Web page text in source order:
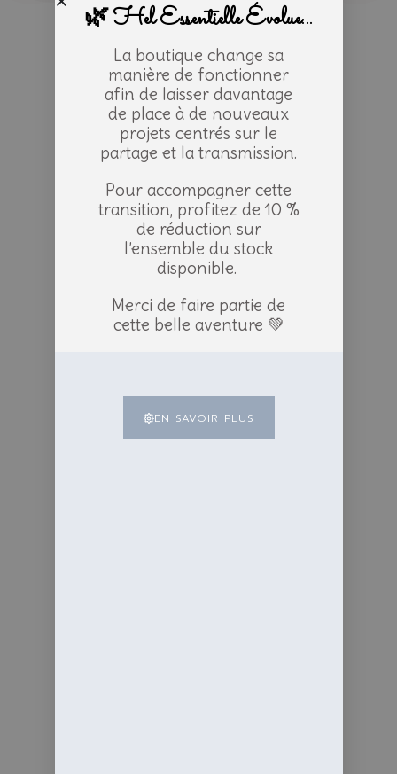
🌿 Hel Essentielle Évolue...
La boutique change sa
manière de fonctionner
afin de laisser davantage
de place à de nouveaux
projets centrés sur le
partage et la transmission.
Pour accompagner cette
transition, profitez de 10 %
de réduction sur
l’ensemble du stock
disponible.
Merci de faire partie de
cette belle aventure 💚
EN SAVOIR PLUS